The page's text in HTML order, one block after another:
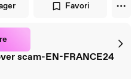
Favori
scam-EN-FRANCE24